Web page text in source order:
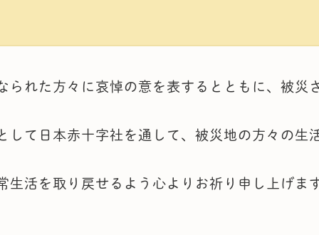
れた方々に哀悼の意を表するとともに、被災
て日本赤十字社を通して、被災地の方々の生
活を取り戻せるよう心よりお祈り申し上げま